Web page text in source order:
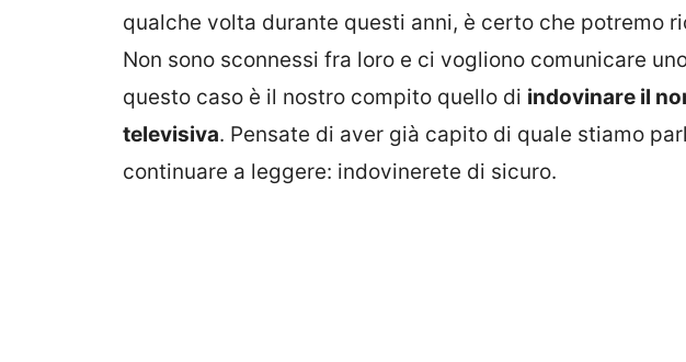
qualche volta durante questi anni, è certo che potremo
Non sono sconnessi fra loro e ci vogliono comunicare
questo caso è il nostro compito quello di indovinare il
televisiva. Pensate di aver già capito di quale stiamo
continuare a leggere: indovinerete di sicuro.